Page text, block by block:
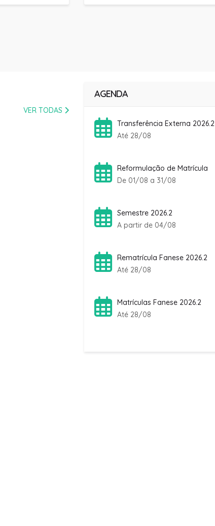
VER TODAS
AGENDA
Transferência Externa 2026.2
Até 28/08
Reformulação de Matrícula
De 01/08 a 31/08
Semestre 2026.2
A partir de 04/08
Rematrícula Fanese 2026.2
Até 28/08
Matrículas Fanese 2026.2
Até 28/08